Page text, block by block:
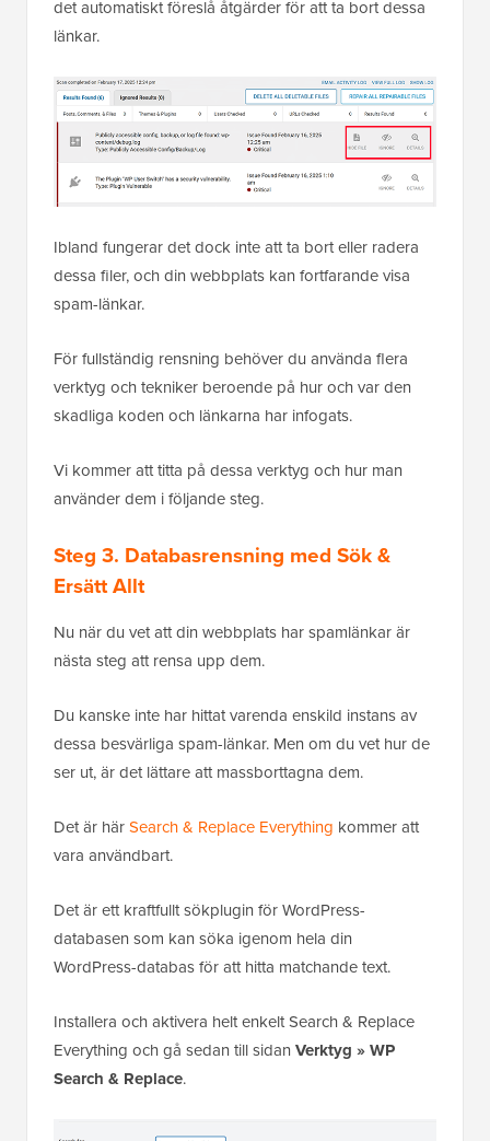
det automatiskt föreslå åtgärder för att ta bort dessa
länkar.
Ibland fungerar det dock inte att ta bort eller radera
dessa filer, och din webbplats kan fortfarande visa
spam-länkar.
För fullständig rensning behöver du använda flera
verktyg och tekniker beroende på hur och var den
skadliga koden och länkarna har infogats.
Vi kommer att titta på dessa verktyg och hur man
använder dem i följande steg.
Steg 3. Databasrensning med Sök &
Ersätt Allt
Nu när du vet att din webbplats har spamlänkar är
nästa steg att rensa upp dem.
Du kanske inte har hittat varenda enskild instans av
dessa besvärliga spam-länkar. Men om du vet hur de
ser ut, är det lättare att massborttagna dem.
Det är härSearch & Replace Everything kommer att
vara användbart.
Det är ett kraftfullt sökplugin för WordPress-
databasen som kan söka igenom hela din
WordPress-databas för att hitta matchande text.
Installera och aktivera helt enkelt Search & Replace
Everything och gå sedan till sidan Verktyg » WP
Search & Replace.